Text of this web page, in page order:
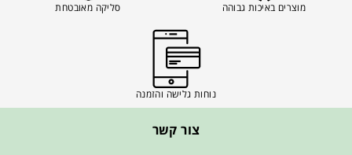
מוצרים באיכות גבוהה סליקה מאובטחת
נוחות גלישה והזמנה
צור קשר